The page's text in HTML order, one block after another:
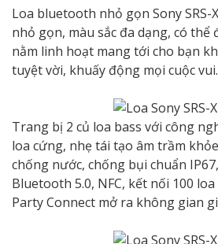
Loa bluetooth nhỏ gọn Sony SRS-
nhỏ gọn, màu sắc đa dạng, có thể
nằm linh hoạt mang tới cho bạn
tuyệt vời, khuấy động mọi cuộc vui.
Trang bị 2 củ loa bass với công
loa cứng, nhẹ tái tạo âm trầm
chống nước, chống bụi chuẩn
Bluetooth 5.0, NFC, kết nối 100
Party Connect mở ra không gian